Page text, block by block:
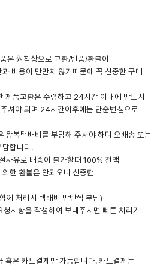
은 원칙상으로 교환/반품/환불이
비용이 만만치 않기때문에 꼭 신중한 구매
제품교환은 수령하고 24시간 이내에 반드시
셔야 되며 24시간이후에는 단순변심으로
왕복택배비를 부담해 주셔야 하며 오배송 또는
담합니다.
사유로 배송이 불가할때 100% 전액
한 환불은 안되오니 신중한
께 처리시 택배비 반반씩 부담)
사항을 작성하여 보내주시면 빠른 처리가
혹은 카드결제만 가능합니다. 카드결제는